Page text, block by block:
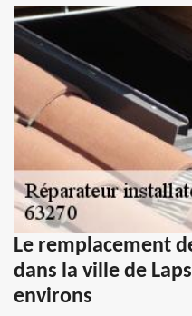
Le remplacement
dans la ville de
environs